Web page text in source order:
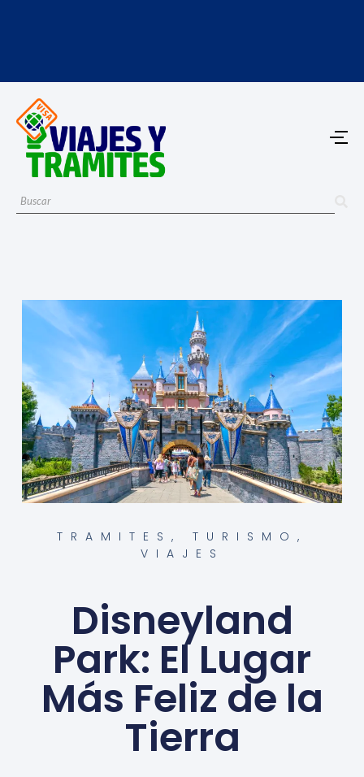
TRAMITES , TURISMO ,
VIAJES
Disneyland
Park: El Lugar
Más Feliz de la
Tierra